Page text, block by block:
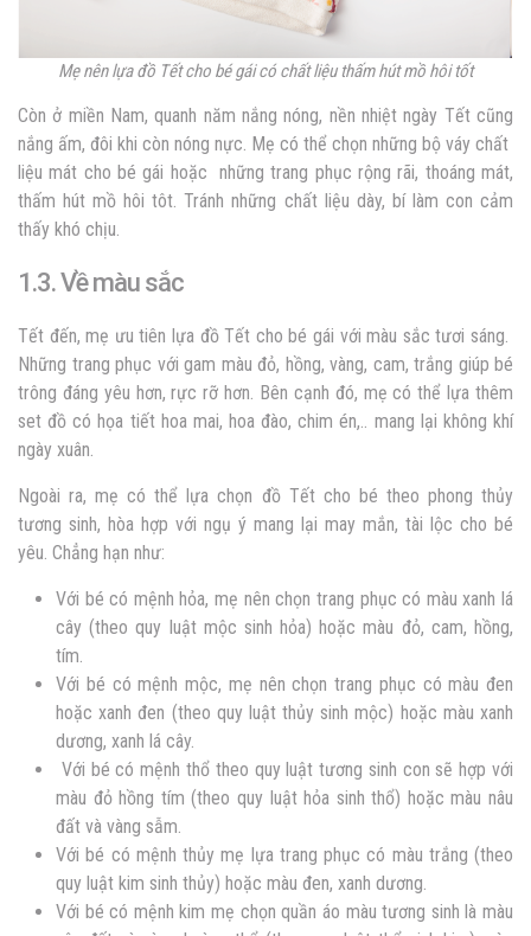
Mẹ nên lựa đồ Tết cho bé gái có chất liệu thấm hút mồ hôi tốt
Còn ở miền Nam, quanh năm nắng nóng, nền nhiệt ngày Tết cũng
nắng ấm, đôi khi còn nóng nực. Mẹ có thể chọn những bộ váy chất
liệu mát cho bé gái hoặc những trang phục rộng rãi, thoáng mát,
thấm hút mồ hôi tôt. Tránh những chất liệu dày, bí làm con cảm
thấy khó chịu.
1.3. Về màu sắc
Tết đến, mẹ ưu tiên lựa đồ Tết cho bé gái với màu sắc tươi sáng.
Những trang phục với gam màu đỏ, hồng, vàng, cam, trắng giúp bé
trông đáng yêu hơn, rực rỡ hơn. Bên cạnh đó, mẹ có thể lựa thêm
set đồ có họa tiết hoa mai, hoa đào, chim én,.. mang lại không khí
ngày xuân.
Ngoài ra, mẹ có thể lựa chọn đồ Tết cho bé theo phong thủy
tương sinh, hòa hợp với ngụ ý mang lại may mắn, tài lộc cho bé
yêu. Chẳng hạn như:
Với bé có mệnh hỏa, mẹ nên chọn trang phục có màu xanh lá
cây (theo quy luật mộc sinh hỏa) hoặc màu đỏ, cam, hồng,
tím.
Với bé có mệnh mộc, mẹ nên chọn trang phục có màu đen
hoặc xanh đen (theo quy luật thủy sinh mộc) hoặc màu xanh
dương, xanh lá cây.
Với bé có mệnh thổ theo quy luật tương sinh con sẽ hợp với
màu đỏ hồng tím (theo quy luật hỏa sinh thổ) hoặc màu nâu
đất và vàng sẫm.
Với bé có mệnh thủy mẹ lựa trang phục có màu trắng (theo
quy luật kim sinh thủy) hoặc màu đen, xanh dương.
Với bé có mệnh kim mẹ chọn quần áo màu tương sinh là màu